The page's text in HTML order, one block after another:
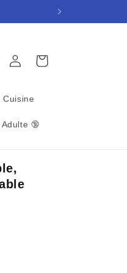
Cuisine
Adulte 🔞
Panier